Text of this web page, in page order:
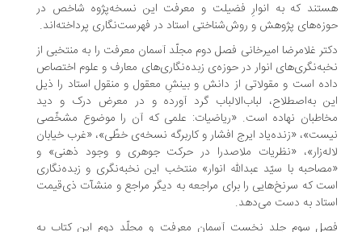
که به انوارِ فضیلت و معرفت این نسخه‌پژوه شاخص در
پژوهش و روش‌شناختی استاد در فهرست‌نگاری پرداخته‌اند.
غلامرضا امیرخانی فصل دوم مجلّد آسمان معرفت را به منتخبی از
انوار در حوزه‌ی زبده‌نگاری‌های معارف و علوم اختصاص
است و مقولاتی از دانش و بینشِ معقول و منقول استاد را ذیل
به‌اصطلاح، لباب‌الالباب گرد آورده و در معرض درک و دید
نهاده است. «ریاضیات: علمی که آن را موضوع مشخّصی
«زنده‌یاد ایرج افشار و کاربرگه نسخه‌ی خطّی»، «غرب خیابان
«نظریات ملاصدرا در حرکت جوهری و وجود ذهنی» و
با سیّد عبدالله انوار» منتخب این نخبه‌نگری و زبده‌نگاری
که سرنخ‌هایی را برای مراجعه به دیگر مراجع و منشآت ذی‌قیمت
به دست می‌دهد.
سوم جلد نخست آسمان معرفت و مجلّد دوم این کتاب به